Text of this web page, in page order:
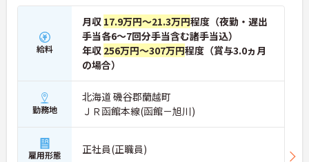
給料
月収 17.9万円～21.3万円程度（夜勤・遅出
手当各6～7回分手当含む諸手当込）
年収 256万円～307万円程度（賞与3.0ヵ月
の場合）
勤務地
北海道 磯谷郡蘭越町
ＪＲ函館本線(函館－旭川)
雇用形態 正社員(正職員)